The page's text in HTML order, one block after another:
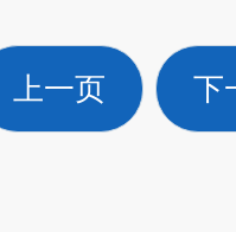
上一页 下